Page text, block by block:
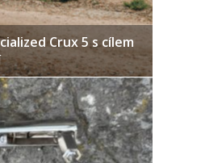
Crux 5 s cílem